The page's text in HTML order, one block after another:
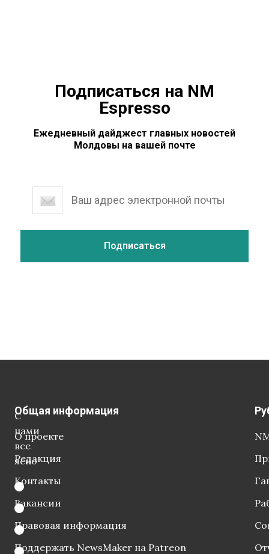
Подписаться на NM
Espresso
Ежедневный дайджест главных новостей
Молдовы на вашей почте
С
нами
все
ясно
Общая информация
О проекте
Редакция
Контакты
Вакансии
Правовая информация
Поддержать NewsMaker на Patreon